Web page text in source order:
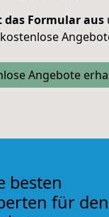
das Formular aus
Angebote
besten
für